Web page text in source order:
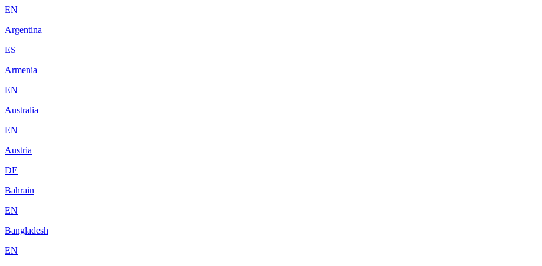
EN
Argentina
ES
Armenia
EN
Australia
EN
Austria
DE
Bahrain
EN
Bangladesh
EN